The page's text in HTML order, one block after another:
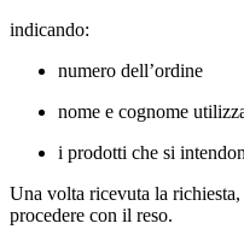
indicando:
numero dell’ordine
nome e cognome
i prodotti che si
Una volta ricevuta la
procedere con il reso.